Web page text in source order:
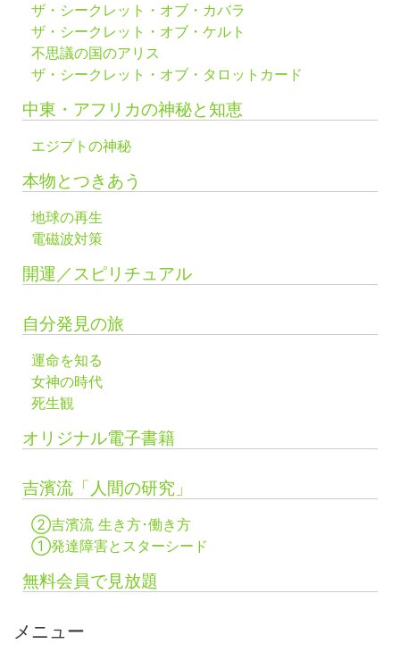
ザ・シークレット・オブ・カバラ
ザ・シークレット・オブ・ケルト
不思議の国のアリス
ザ・シークレット・オブ・タロットカード
中東・アフリカの神秘と知恵
エジプトの神秘
本物とつきあう
地球の再生
電磁波対策
開運／スピリチュアル
自分発見の旅
運命を知る
女神の時代
死生観
オリジナル電子書籍
吉濱流「人間の研究」
②吉濱流 生き方･働き方
①発達障害とスターシード
無料会員で見放題
メニュー